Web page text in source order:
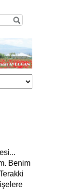
Benim